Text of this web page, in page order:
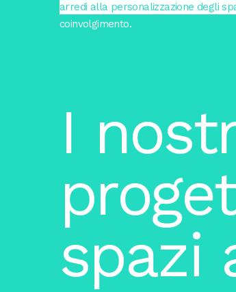
arredi alla personalizzazione degli
coinvolgimento.
I
spazi